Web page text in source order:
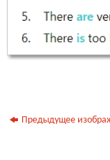
Предыдущее